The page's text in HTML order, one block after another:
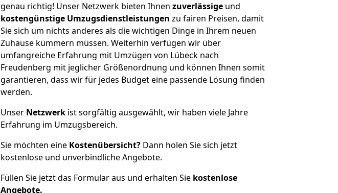
genau richtig! Unser Netzwerk bieten Ihnen zuverlässige und
kostengünstige Umzugsdienstleistungen zu fairen Preisen, damit
Sie sich um nichts anderes als die wichtigen Dinge in Ihrem neuen
Zuhause kümmern müssen. Weiterhin verfügen wir über
umfangreiche Erfahrung mit Umzügen von Lübeck nach
Freudenberg mit jeglicher Größenordnung und können Ihnen somit
garantieren, dass wir für jedes Budget eine passende Lösung finden
werden.
Unser Netzwerk ist sorgfältig ausgewählt, wir haben viele Jahre
Erfahrung im Umzugsbereich.
Sie möchten eine Kostenübersicht? Dann holen Sie sich jetzt
kostenlose und unverbindliche Angebote.
Füllen Sie jetzt das Formular aus und erhalten Sie kostenlose
Angebote.